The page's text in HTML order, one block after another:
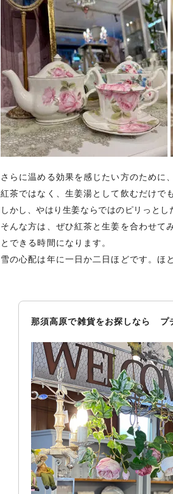
さらに温める効果を感じたい方のために
紅茶ではなく、生姜湯として飲むだけで
しかし、やはり生姜ならではのピリっと
そんな方は、ぜひ紅茶と生姜を合わせて
とできる時間になります。
雪の心配は年に一日か二日ほどです。ほ
那須高原で雑貨をお探しなら プ